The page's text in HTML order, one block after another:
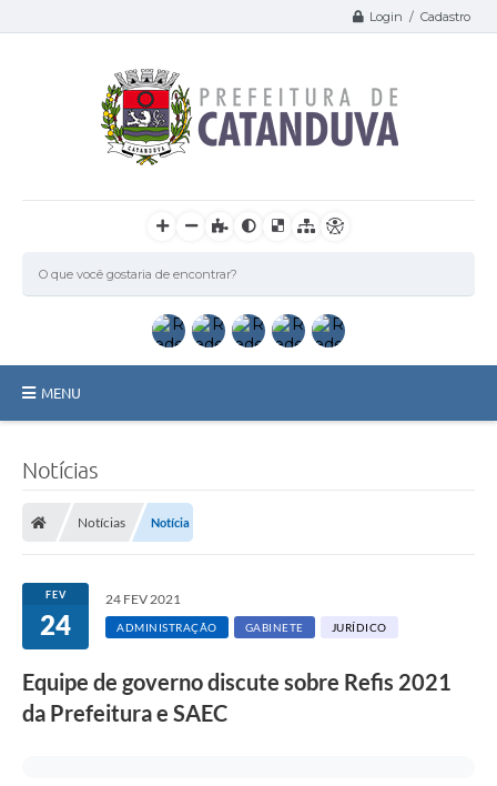
Login / Cadastro
MENU
Licitações / PCA
Transparência
Contratos
Notícias
Notícias Notícia
FEV
24
24 FEV 2021
ADMINISTRAÇÃO GABINETE JURÍDICO
Equipe de governo discute sobre Refis 2021
da Prefeitura e SAEC